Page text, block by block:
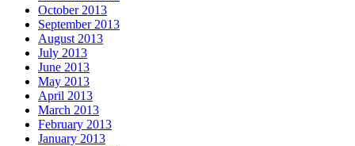
October 2013
September 2013
August 2013
July 2013
June 2013
May 2013
April 2013
March 2013
February 2013
January 2013